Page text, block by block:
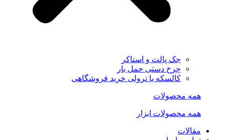
جک پالت و استاکر
چرخ دستی حمل بار
کالسکه یا ترولی خرید فروشگاهی
همه محصولات
همه محصولات ابزار
مقالات